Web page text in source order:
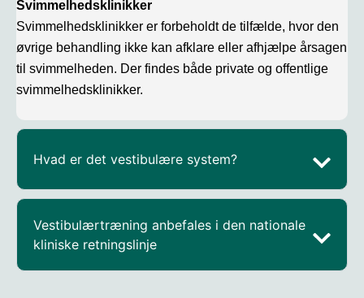
Svimmelhedsklinikker
Svimmelhedsklinikker er forbeholdt de tilfælde, hvor den
øvrige behandling ikke kan afklare eller afhjælpe årsagen
til svimmelheden. Der findes både private og offentlige
svimmelhedsklinikker.
Hvad er det vestibulære system?
Vestibulærtræning anbefales i den nationale
kliniske retningslinje